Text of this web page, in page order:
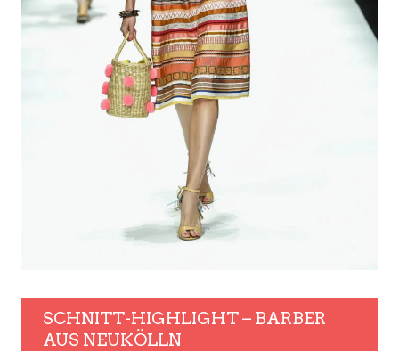
SCHNITT-HIGHLIGHT – BARBER
AUS NEUKÖLLN